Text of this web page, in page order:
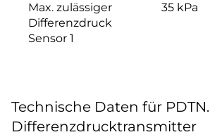
Max. zulässiger
Differenzdruck
Sensor 1
35 kPa
Technische Daten für
Differenzdrucktransmitter